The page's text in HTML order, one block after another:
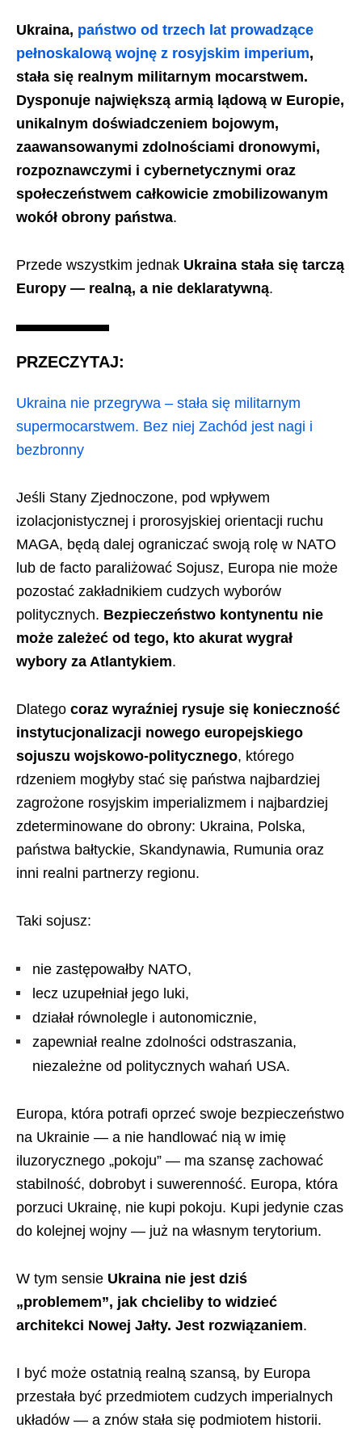
Ukraina, państwo od trzech lat prowadzące
pełnoskalową wojnę z rosyjskim imperium,
stała się realnym militarnym mocarstwem.
Dysponuje największą armią lądową w Europie,
unikalnym doświadczeniem bojowym,
zaawansowanymi zdolnościami dronowymi,
rozpoznawczymi i cybernetycznymi oraz
społeczeństwem całkowicie zmobilizowanym
wokół obrony państwa.
Przede wszystkim jednak Ukraina stała się tarczą
Europy — realną, a nie deklaratywną.
PRZECZYTAJ:
Ukraina nie przegrywa – stała się militarnym
supermocarstwem. Bez niej Zachód jest nagi i
bezbronny
Jeśli Stany Zjednoczone, pod wpływem
izolacjonistycznej i prorosyjskiej orientacji ruchu
MAGA, będą dalej ograniczać swoją rolę w NATO
lub de facto paraliżować Sojusz, Europa nie może
pozostać zakładnikiem cudzych wyborów
politycznych. Bezpieczeństwo kontynentu nie
może zależeć od tego, kto akurat wygrał
wybory za Atlantykiem.
Dlatego coraz wyraźniej rysuje się konieczność
instytucjonalizacji nowego europejskiego
sojuszu wojskowo-politycznego, którego
rdzeniem mogłyby stać się państwa najbardziej
zagrożone rosyjskim imperializmem i najbardziej
zdeterminowane do obrony: Ukraina, Polska,
państwa bałtyckie, Skandynawia, Rumunia oraz
inni realni partnerzy regionu.
Taki sojusz:
nie zastępowałby NATO,
lecz uzupełniał jego luki,
działał równolegle i autonomicznie,
zapewniał realne zdolności odstraszania,
niezależne od politycznych wahań USA.
Europa, która potrafi oprzeć swoje bezpieczeństwo
na Ukrainie — a nie handlować nią w imię
iluzorycznego „pokoju” — ma szansę zachować
stabilność, dobrobyt i suwerenność. Europa, która
porzuci Ukrainę, nie kupi pokoju. Kupi jedynie czas
do kolejnej wojny — już na własnym terytorium.
W tym sensie Ukraina nie jest dziś
„problemem”, jak chcieliby to widzieć
architekci Nowej Jałty. Jest rozwiązaniem.
I być może ostatnią realną szansą, by Europa
przestała być przedmiotem cudzych imperialnych
układów — a znów stała się podmiotem historii.